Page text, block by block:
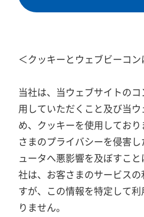
＜クッキーとウェブビーコン
当社は、当ウェブサイトのコ
用していただくこと及び当
め、クッキーを使用してお
さまのプライバシーを侵害
ュータへ悪影響を及ぼすこ
社は、お客さまのサービス
すが、この情報を特定して
りません。